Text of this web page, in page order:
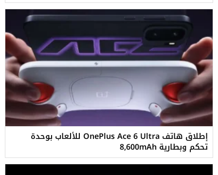
إطلاق هاتف OnePlus Ace 6 Ultra للألعاب بوحدة
تحكم وبطارية 8,600mAh